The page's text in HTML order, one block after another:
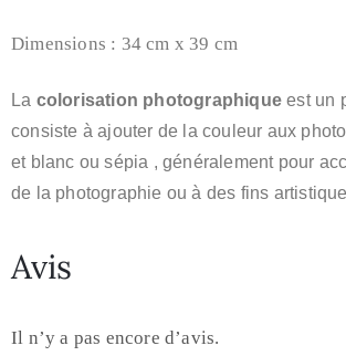
Dimensions : 34 cm x 39 cm
La colorisation photographique est un
consiste à ajouter de la couleur aux
et blanc ou sépia , généralement pour
de la photographie ou à des fins
Avis
Il n’y a pas encore d’avis.